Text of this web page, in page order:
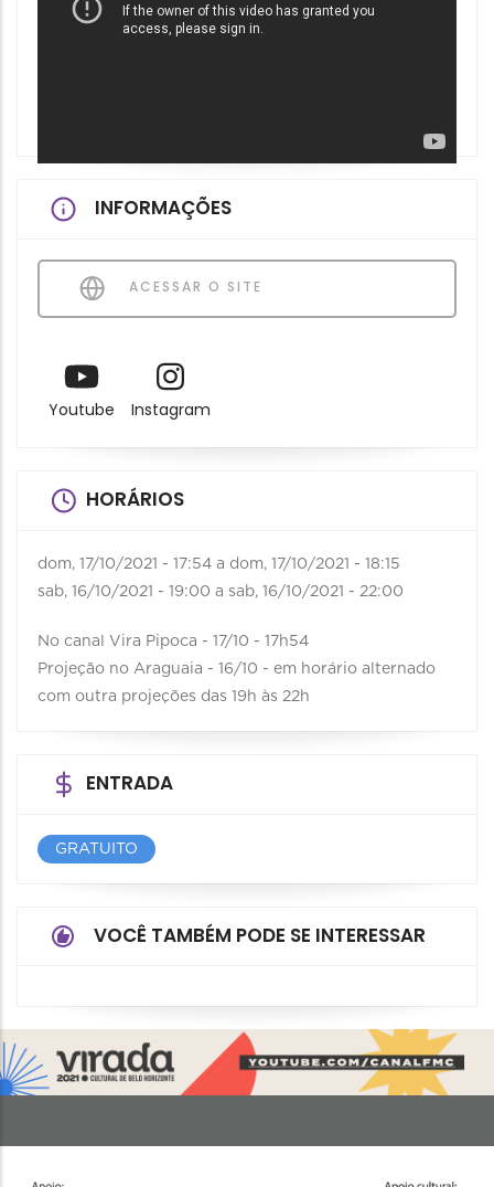
INFORMAÇÕES
ACESSAR O SITE
Youtube Instagram
HORÁRIOS
dom, 17/10/2021 - 17:54 a dom, 17/10/2021 - 18:15
sab, 16/10/2021 - 19:00 a sab, 16/10/2021 - 22:00
No canal Vira Pipoca - 17/10 - 17h54
Projeção no Araguaia - 16/10 - em horário alternado
com outra projeções das 19h às 22h
ENTRADA
GRATUITO
VOCÊ TAMBÉM PODE SE INTERESSAR